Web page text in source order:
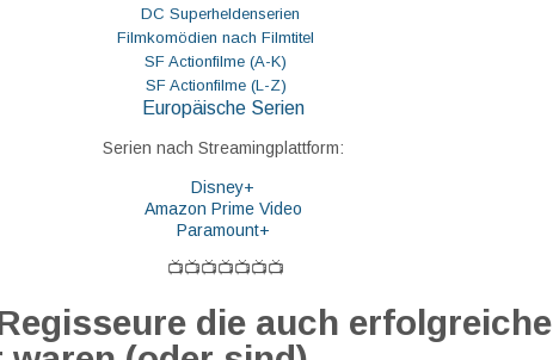
DC Superheldenserien
Filmkomödien nach Filmtitel
SF Actionfilme (A-K)
SF Actionfilme (L-Z)
Europäische Serien
Serien nach Streamingplattform:
Disney+
Amazon Prime Video
Paramount+
📺📺📺📺📺📺📺
die auch erfolgreiche